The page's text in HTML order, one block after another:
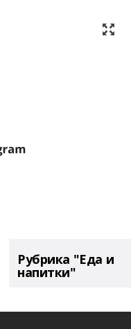
Рубрика "Еда и
напитки"